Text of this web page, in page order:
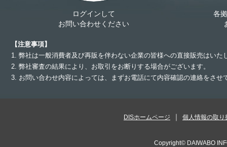
ログインして
お問い合わせください
各
【注意事項】
1. 弊社は一般消費者及び再販を伴わない企業の皆様への直接販売はいた
2. 弊社審査の結果により、お取引をお断りする場合がございます。
3. お問い合わせ内容によっては、まずお電話にて内容確認の連絡をさ
DISホームページ 個人情報の取り
Copyright© DAIWABO